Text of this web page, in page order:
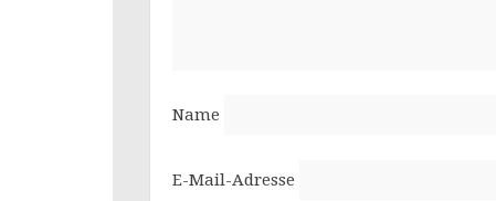
Name
E-Mail-Adresse